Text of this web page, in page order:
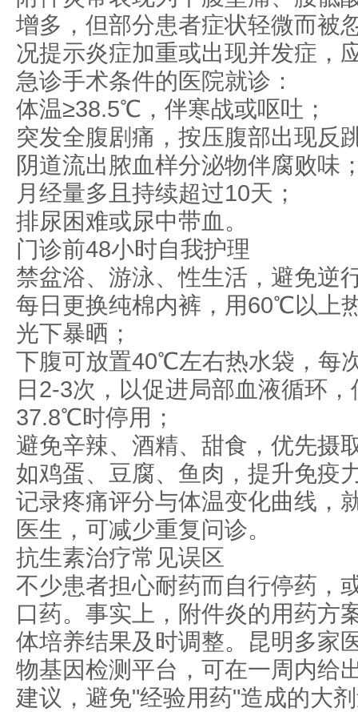
增多，但部分患者症状轻微而被
况提示炎症加重或出现并发症，
急诊手术条件的医院就诊：
体温≥38.5℃，伴寒战或呕吐；
突发全腹剧痛，按压腹部出现反
阴道流出脓血样分泌物伴腐败味
月经量多且持续超过10天；
排尿困难或尿中带血。
门诊前48小时自我护理
禁盆浴、游泳、性生活，避免逆
每日更换纯棉内裤，用60℃以上
光下暴晒；
下腹可放置40℃左右热水袋，每
日2-3次，以促进局部血液循环
37.8℃时停用；
避免辛辣、酒精、甜食，优先摄
如鸡蛋、豆腐、鱼肉，提升免疫
记录疼痛评分与体温变化曲线，
医生，可减少重复问诊。
抗生素治疗常见误区
不少患者担心耐药而自行停药，
口药。事实上，附件炎的用药方
体培养结果及时调整。昆明多家
物基因检测平台，可在一周内给
建议，避免"经验用药"造成的大